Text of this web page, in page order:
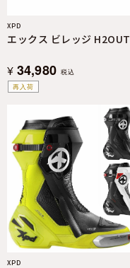
再入荷
XPD
エックス ビレッジ H2OUT
¥ 34,980 税込
XPD